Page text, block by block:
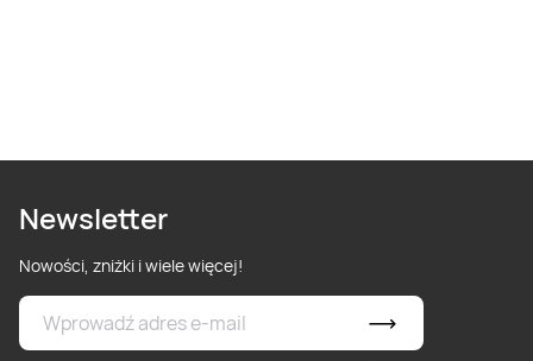
Newsletter
Nowości, zniżki i wiele więcej!